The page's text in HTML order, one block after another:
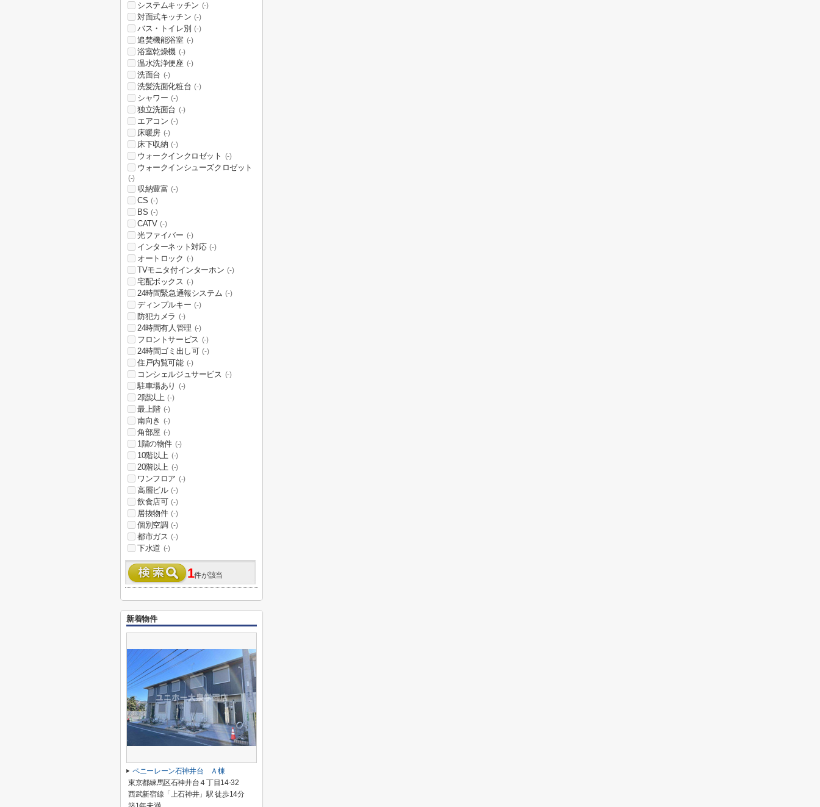
システムキッチン (-)
対面式キッチン (-)
バス・トイレ別 (-)
追焚機能浴室 (-)
浴室乾燥機 (-)
温水洗浄便座 (-)
洗面台 (-)
洗髪洗面化粧台 (-)
シャワー (-)
独立洗面台 (-)
エアコン (-)
床暖房 (-)
床下収納 (-)
ウォークインクロゼット (-)
ウォークインシューズクロゼット
(-)
収納豊富 (-)
CS (-)
BS (-)
CATV (-)
光ファイバー (-)
インターネット対応 (-)
オートロック (-)
TVモニタ付インターホン (-)
宅配ボックス (-)
24時間緊急通報システム (-)
ディンプルキー (-)
防犯カメラ (-)
24時間有人管理 (-)
フロントサービス (-)
24時間ゴミ出し可 (-)
住戸内覧可能 (-)
コンシェルジュサービス (-)
駐車場あり (-)
2階以上 (-)
最上階 (-)
南向き (-)
角部屋 (-)
1階の物件 (-)
10階以上 (-)
20階以上 (-)
ワンフロア (-)
高層ビル (-)
飲食店可 (-)
居抜物件 (-)
個別空調 (-)
都市ガス (-)
下水道 (-)
1件が該当
新着物件
ペニーレーン石神井台 Ａ棟
東京都練馬区石神井台４丁目14-32
西武新宿線「上石神井」駅 徒歩14分